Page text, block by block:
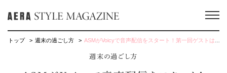
トップ 週末の過ごし方 ASMがVoicyで音声配信をスタート！第一回ゲストは、俳優・大野拓朗さんです。
週末の過ごし方